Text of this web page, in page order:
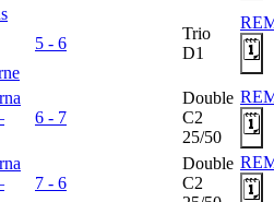
5 - 6
Trio
D1
🗓️
6 - 7
Double
C2
25/50
🗓️
7 - 6
Double
C2
🗓️